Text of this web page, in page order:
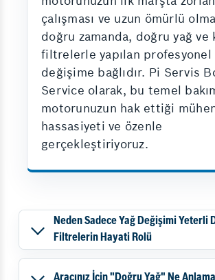
çalışması ve uzun ömürlü
doğru zamanda, doğru yağ ve
filtrelerle yapılan
değişime bağlıdır. Pi Servis
Service olarak, bu temel
motorunuzun hak ettiği
hassasiyeti ve özenle
gerçekleştiriyoruz.
Neden Sadece Yağ Değişimi Yeterli
Filtrelerin Hayati Rolü